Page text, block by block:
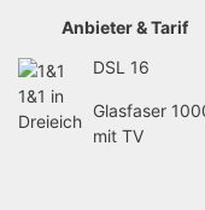
Anbieter & Tarif
1&1 in
Dreieich
DSL 16
Glasfaser
mit TV